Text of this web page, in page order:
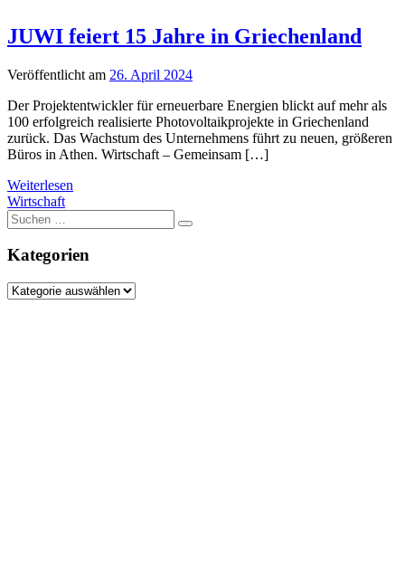
JUWI feiert 15 Jahre in Griechenland
Veröffentlicht am 26. April 2024
Der Projektentwickler für erneuerbare Energien blickt auf mehr als
100 erfolgreich realisierte Photovoltaikprojekte in Griechenland
zurück. Das Wachstum des Unternehmens führt zu neuen, größeren
Büros in Athen. Wirtschaft – Gemeinsam […]
Weiterlesen
Wirtschaft
Suche
nach:
Kategorien
Kategorien